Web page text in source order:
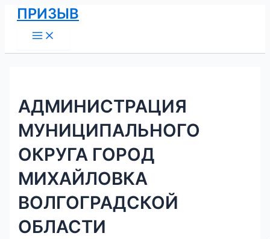
Перейти
содержимому
ПРИЗЫВ
Menu
АДМИНИСТРАЦИЯ
МУНИЦИПАЛЬНОГО
ОКРУГА ГОРОД
МИХАЙЛОВКА
ВОЛГОГРАДСКОЙ
ОБЛАСТИ
Навигация
по
записям